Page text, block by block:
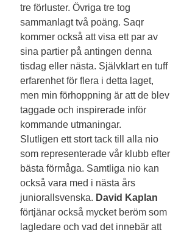
tre förluster. Övriga tre tog
sammanlagt två poäng. Saqr
kommer också att visa ett par av
sina partier på antingen denna
tisdag eller nästa. Självklart en tuff
erfarenhet för flera i detta laget,
men min förhoppning är att de blev
taggade och inspirerade inför
kommande utmaningar.
Slutligen ett stort tack till alla nio
som representerade vår klubb efter
bästa förmåga. Samtliga nio kan
också vara med i nästa års
juniorallsvenska. David Kaplan
förtjänar också mycket beröm som
lagledare och vad det innebär att